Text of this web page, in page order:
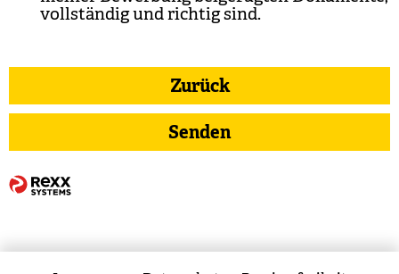
vollständig und richtig sind.
Zurück
Senden